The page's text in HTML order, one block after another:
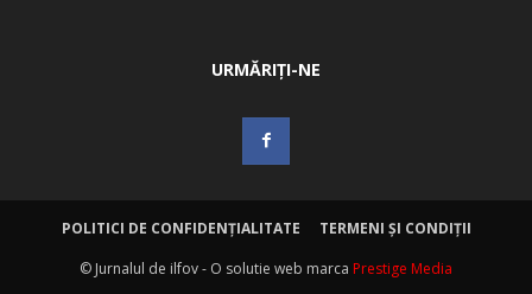
URMĂRIȚI-NE
POLITICI DE CONFIDENȚIALITATE
TERMENI ȘI CONDIȚII
© Jurnalul de ilfov - O solutie web marca Prestige Media